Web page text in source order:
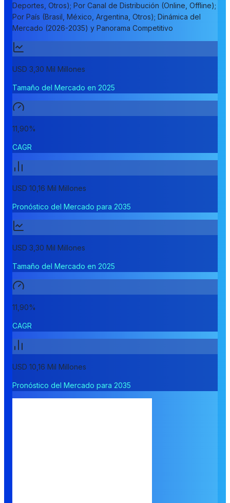
Deportes, Otros); Por Canal de Distribución (Online, Offline);
Por País (Brasil, México, Argentina, Otros); Dinámica del
Mercado (2026-2035) y Panorama Competitivo
USD 3,30 Mil Millones
Tamaño del Mercado en 2025
11,90%
CAGR
USD 10,16 Mil Millones
Pronóstico del Mercado para 2035
USD 3,30 Mil Millones
Tamaño del Mercado en 2025
11,90%
CAGR
USD 10,16 Mil Millones
Pronóstico del Mercado para 2035